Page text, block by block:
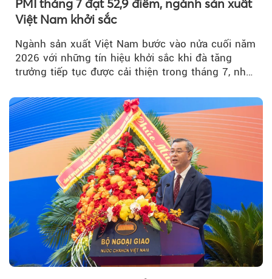
PMI tháng 7 đạt 52,9 điểm, ngành sản xuất
Việt Nam khởi sắc
Ngành sản xuất Việt Nam bước vào nửa cuối năm
2026 với những tín hiệu khởi sắc khi đà tăng
trưởng tiếp tục được cải thiện trong tháng 7, nhờ
nhiệt và niềm tin kinh doanh dần phục hồi.